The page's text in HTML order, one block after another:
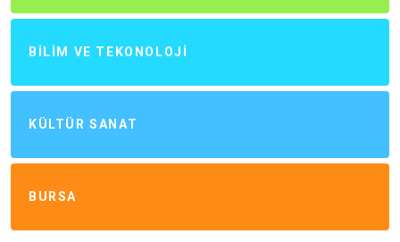
BILIM VE TEKONOLOJI
KÜLTÜR SANAT
BURSA